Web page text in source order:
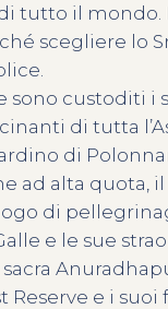
tutto il mondo.
scegliere lo
sono custoditi i
di tutta
di
ad alta quota, il
di
e le sue
Reserve e i suoi